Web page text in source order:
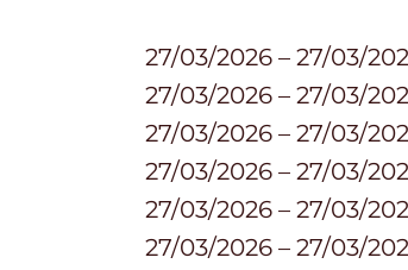
27/03/2026 – 27/03/
27/03/2026 – 27/03/
27/03/2026 – 27/03/
27/03/2026 – 27/03/
27/03/2026 – 27/03/
27/03/2026 – 27/03/